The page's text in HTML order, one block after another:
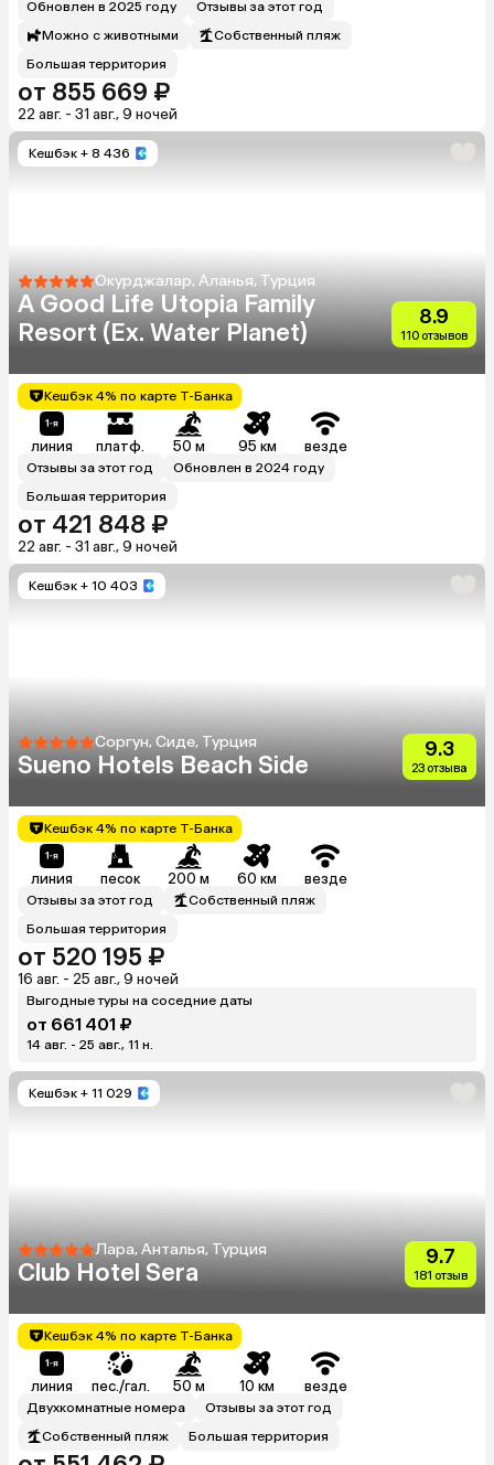
Обновлен в 2025 году
Отзывы за этот год
Можно с животными
Собственный пляж
Большая территория
от 855 669 ₽
22 авг. - 31 авг., 9 ночей
Кешбэк + 8 436
Окурджалар, Аланья, Турция
A Good Life Utopia Family
Resort (Ex. Water Planet)
8.9
110 отзывов
Кешбэк 4% по карте Т-Банка
линия платф. 50 м 95 км везде
Отзывы за этот год
Обновлен в 2024 году
Большая территория
от 421 848 ₽
22 авг. - 31 авг., 9 ночей
Кешбэк + 10 403
Соргун, Сиде, Турция
Sueno Hotels Beach Side
9.3
23 отзыва
Кешбэк 4% по карте Т-Банка
линия песок 200 м 60 км везде
Отзывы за этот год
Собственный пляж
Большая территория
от 520 195 ₽
16 авг. - 25 авг., 9 ночей
Выгодные туры на соседние даты
от 661 401 ₽
14 авг. - 25 авг., 11 н.
Кешбэк + 11 029
Лара, Анталья, Турция
Club Hotel Sera
9.7
181 отзыв
Кешбэк 4% по карте Т-Банка
линия пес./гал. 50 м 10 км везде
Двухкомнатные номера
Отзывы за этот год
Собственный пляж
Большая территория